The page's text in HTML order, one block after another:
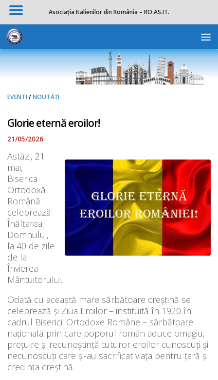
Skip to content
EVENTI/NOUTĂȚI
Glorie eternă eroilor!
21/05/2026
Astăzi, 21
mai,
Biserica
Ortodoxă
Română
celebrează
Înălțarea
Domnului,
la 40 de zile
de la
Învierea
Mântuitorului.
Odată cu această mare sărbătoare creștină se
celebrează și Ziua Eroilor – instituită în 1920 în
cadrul Bisericii Ortodoxe Române – sărbătoare
națională prin care poporul român aduce omagiu,
prețuire și recunoștință tuturor eroilor cunoscuţi şi
necunoscuţi care și-au sacrificat viața pentru țară și
credința creștină.
Asociația Italienilor din România – RO.AS.IT.